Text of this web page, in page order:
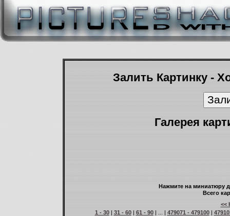
Залить Картинку -
Галерея
Нажмите на миниатюру
Всего
<<
1 - 30| 31 - 60| 61 - 90| ... | 479071 - 479100|